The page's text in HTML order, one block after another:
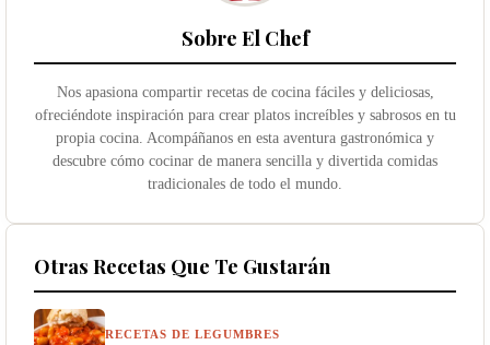
Sobre El Chef
Nos apasiona compartir recetas de cocina fáciles y deliciosas,
ofreciéndote inspiración para crear platos increíbles y sabrosos en tu
propia cocina. Acompáñanos en esta aventura gastronómica y
descubre cómo cocinar de manera sencilla y divertida comidas
tradicionales de todo el mundo.
Otras Recetas Que Te Gustarán
RECETAS DE LEGUMBRES